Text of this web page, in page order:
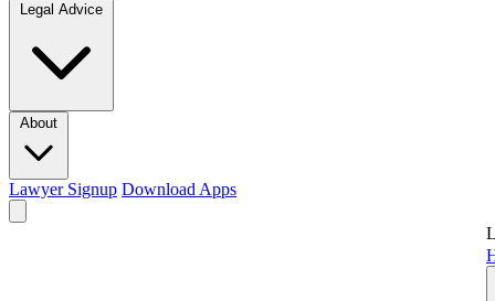
Legal Advice
About
Lawyer Signup Download Apps